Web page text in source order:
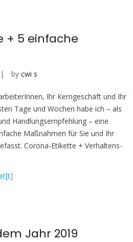
+ 5 einfache
by cwi s
Ihr Kerngeschäft und Ihr
Tage und Wochen habe ich – als
Handlungsempfehlung – eine
Maßnahmen für Sie und Ihr
Corona-Etikette + Verhaltens-
Jahr 2019